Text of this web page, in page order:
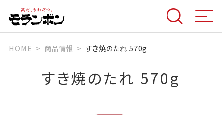
HOME 商品情報 すき焼のたれ 570g
すき焼のたれ 570g